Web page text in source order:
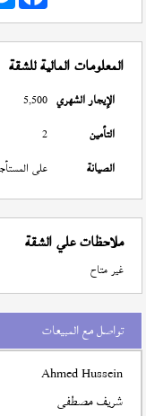
المعلومات المالية للشقة
الإيجار الشهري 5,500
التأمين
2
الصيانة
على
ملاحظات علي الشقة
غير متاح
تواصل مع المبيعات
Ahmed Hussein
شريف مصطفى